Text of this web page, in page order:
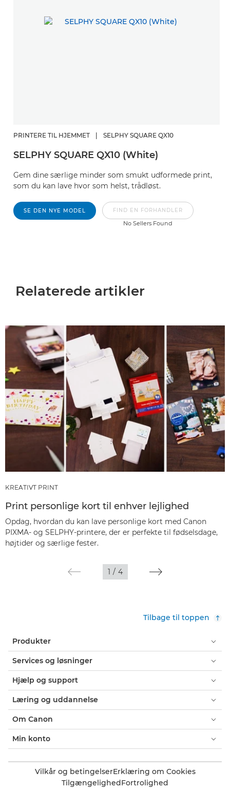
PRINTERE TIL HJEMMET SELPHY SQUARE QX10
SELPHY SQUARE QX10 (White)
Gem dine særlige minder som smukt udformede print,
som du kan lave hvor som helst, trådløst.
SE DEN NYE MODEL FIND EN FORHANDLER
No Sellers Found
Relaterede artikler
KREATIVT PRINT
Print personlige kort til enhver lejlighed
Opdag, hvordan du kan lave personlige kort med Canon
PIXMA- og SELPHY-printere, der er perfekte til fødselsdage,
højtider og særlige fester.
1 / 4
Tilbage til toppen
Produkter
Services og løsninger
Hjælp og support
Læring og uddannelse
Om Canon
Min konto
Vilkår og betingelserErklæring om Cookies
Tilgængelighed Fortrolighed